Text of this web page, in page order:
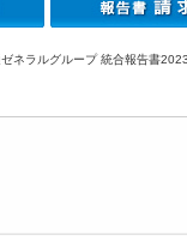
ゼネラルグループ 統合報告書